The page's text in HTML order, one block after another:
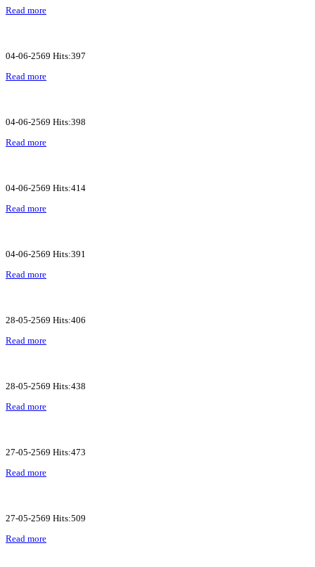
Read more
04-06-2569 Hits:397
Read more
04-06-2569 Hits:398
Read more
04-06-2569 Hits:414
Read more
04-06-2569 Hits:391
Read more
28-05-2569 Hits:406
Read more
28-05-2569 Hits:438
Read more
27-05-2569 Hits:473
Read more
27-05-2569 Hits:509
Read more